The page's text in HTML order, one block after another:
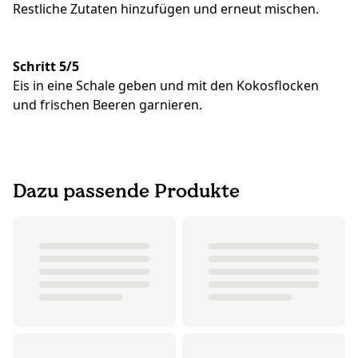
Restliche Zutaten hinzufügen und erneut mischen.
Schritt 5/5
Eis in eine Schale geben und mit den Kokosflocken
und frischen Beeren garnieren.
Dazu passende Produkte